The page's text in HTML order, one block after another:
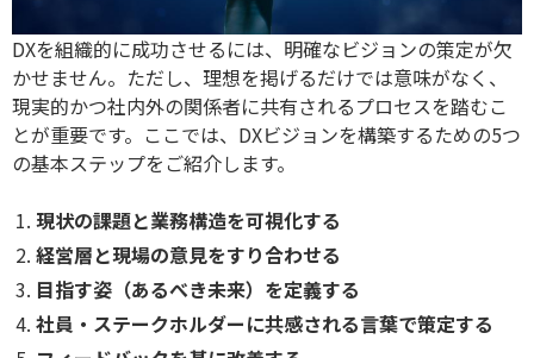
DXを組織的に成功させるには、明確なビジョンの策定が欠
かせません。ただし、理想を掲げるだけでは意味がなく、
現実的かつ社内外の関係者に共有されるプロセスを踏むこ
とが重要です。ここでは、DXビジョンを構築するための5つ
の基本ステップをご紹介します。
現状の課題と業務構造を可視化する
経営層と現場の意見をすり合わせる
目指す姿（あるべき未来）を定義する
社員・ステークホルダーに共感される言葉で策定する